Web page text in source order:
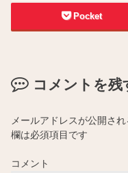
Pocket
コメントを残
メールアドレスが公開さ
欄は必須項目です
コメント